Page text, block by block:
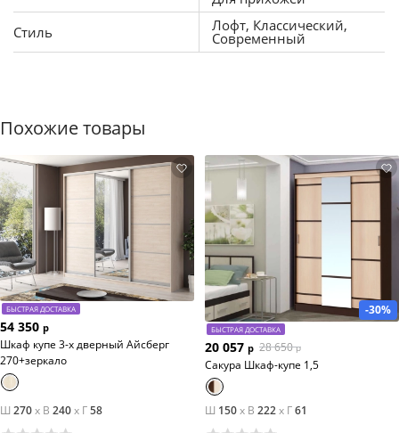
Стиль
Лофт, Классический,
Современный
Похожие товары
БЫСТРАЯ ДОСТАВКА
54 350 р
Шкаф купе 3-х дверный Айсберг
270+зеркало
Ш 270x В 240x Г58
-30%
БЫСТРАЯ ДОСТАВКА
20 057 р 28 650 р
Сакура Шкаф-купе 1,5
Ш 150x В 222x Г61